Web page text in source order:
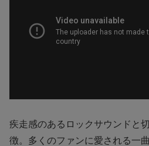
疾走感のあるロックサウンドと
徴。多くのファンに愛される一曲